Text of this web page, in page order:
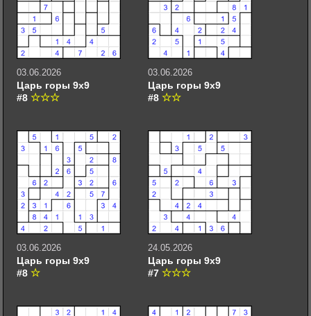
03.06.2026
Царь горы 9х9
#8
03.06.2026
Царь горы 9х9
#8
03.06.2026
Царь горы 9х9
#8
24.05.2026
Царь горы 9х9
#7